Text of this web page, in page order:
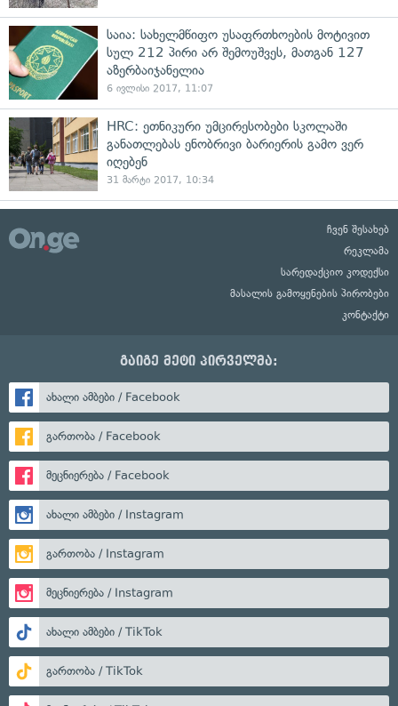
საია: სახელმწიფო უსაფრთხოების მოტივით
სულ 212 პირი არ შემოუშვეს, მათგან 127
აზერბაიჯანელია
6 ივლისი 2017, 11:07
HRC: ეთნიკური უმცირესობები სკოლაში
განათლებას ენობრივი ბარიერის გამო ვერ
იღებენ
31 მარტი 2017, 10:34
ჩვენ შესახებ
რეკლამა
სარედაქციო კოდექსი
მასალის გამოყენების პირობები
კონტაქტი
გაიგე მეტი პირველმა:
ახალი ამბები / Facebook
გართობა / Facebook
მეცნიერება / Facebook
ახალი ამბები / Instagram
გართობა / Instagram
მეცნიერება / Instagram
ახალი ამბები / TikTok
გართობა / TikTok